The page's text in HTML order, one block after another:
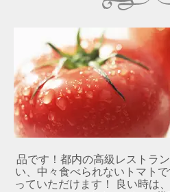
品です！都内の高級レストラ
い、中々食べられないトマト
っていただけます！ 良い時は